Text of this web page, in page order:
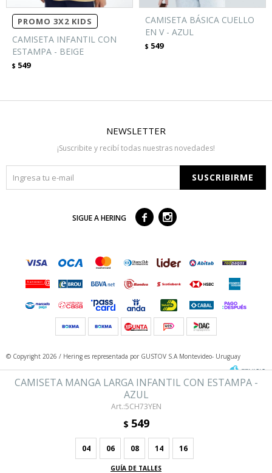
CAMISETA MANGA LARGA INFANTIL CON ESTAMPA -
AZUL
5CH73YEN
$ 549
04 06 08 14 16
GUÍA DE TALLES
PROMO 3X2 KIDS
CAMISETA INFANTIL CON
ESTAMPA - BEIGE
$ 549
CAMISETA BÁSICA CUELLO
EN V - AZUL
$ 549
NEWSLETTER
¡Suscribite y recibí todas nuestras novedades!
SUSCRIBIRME
SIGUE A HERING  
© Copyright 2026 / Hering es representada por GUSTOV S.A Montevideo- Uruguay